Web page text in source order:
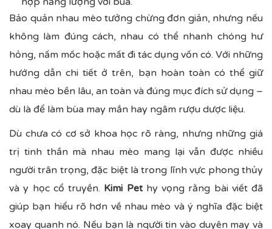
Bảo quản nhau mèo tưởng chừng đơn giản, nhưng nếu
không làm đúng cách, nhau có thể nhanh chóng hư
hỏng, nấm mốc hoặc mất đi tác dụng vốn có. Với những
hướng dẫn chi tiết ở trên, bạn hoàn toàn có thể giữ
nhau mèo bền lâu, an toàn và đúng mục đích sử dụng –
dù là để làm bùa may mắn hay ngâm rượu dược liệu.
Dù chưa có cơ sở khoa học rõ ràng, nhưng những giá
trị tinh thần mà nhau mèo mang lại vẫn được nhiều
người trân trọng, đặc biệt là trong lĩnh vực phong thủy
và y học cổ truyền. Kimi Pethy vọng rằng bài viết đã
giúp bạn hiểu rõ hơn về nhau mèo và ý nghĩa đặc biệt
xoay quanh nó. Nếu bạn là người tin vào duyên may và